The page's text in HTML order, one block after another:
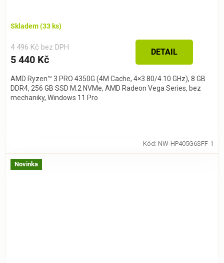
Skladem(33 ks)
4 496 Kč bez DPH
5 440 Kč
DETAIL
AMD Ryzen™ 3 PRO 4350G (4M Cache, 4×3.80/4.10 GHz), 8 GB
DDR4, 256 GB SSD M.2 NVMe, AMD Radeon Vega Series, bez
mechaniky, Windows 11 Pro
Kód: NW-HP405G6SFF-1
Novinka